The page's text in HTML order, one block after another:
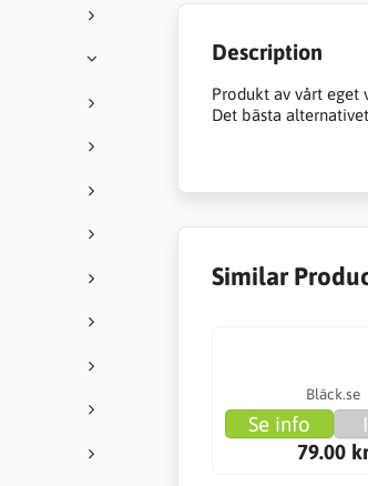
Description
Produkt av vårt eget
Det bästa
Similar
Bläck.se
Se info
79.00